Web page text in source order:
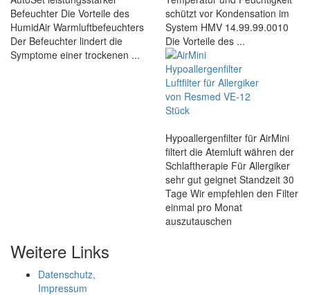
Befeuchter Die Vorteile des
HumidAir Warmluftbefeuchters
Der Befeuchter lindert die
Symptome einer trockenen ...
schützt vor Kondensation im
System HMV 14.99.99.0010
Die Vorteile des ...
Hypoallergenfilter für AirMini
filtert die Atemluft währen der
Schlaftherapie Für Allergiker
sehr gut geignet Standzeit 30
Tage Wir empfehlen den Filter
einmal pro Monat
auszutauschen
Weitere Links
Datenschutz,
Impressum